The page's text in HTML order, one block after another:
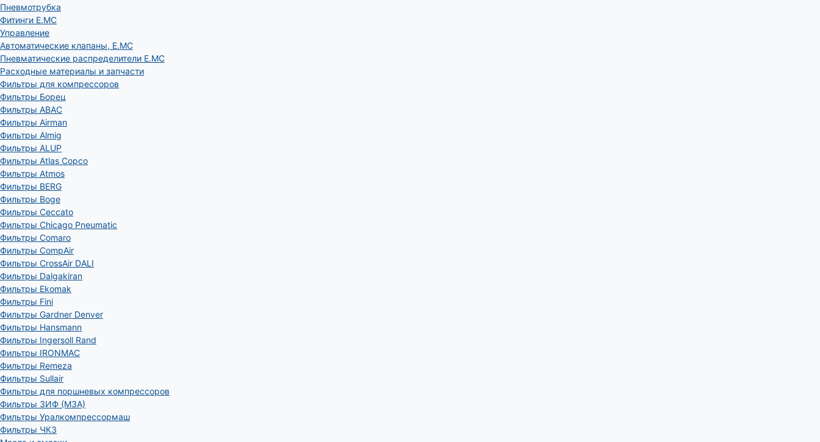
Пневмотрубка
Фитинги E.MC
Управление
Автоматические клапаны, Е.МС
Пневматические распределители E.MC
Расходные материалы и запчасти
Фильтры для компрессоров
Фильтры Борец
Фильтры ABAC
Фильтры Airman
Фильтры Almig
Фильтры ALUP
Фильтры Atlas Copco
Фильтры Atmos
Фильтры BERG
Фильтры Boge
Фильтры Ceccato
Фильтры Chicago Pneumatic
Фильтры Comaro
Фильтры CompAir
Фильтры CrossAir DALI
Фильтры Dalgakiran
Фильтры Ekomak
Фильтры Fini
Фильтры Gardner Denver
Фильтры Hansmann
Фильтры Ingersoll Rand
Фильтры IRONMAC
Фильтры Remeza
Фильтры Sullair
Фильтры для поршневых компрессоров
Фильтры ЗИФ (МЗА)
Фильтры Уралкомпрессормаш
Фильтры ЧКЗ